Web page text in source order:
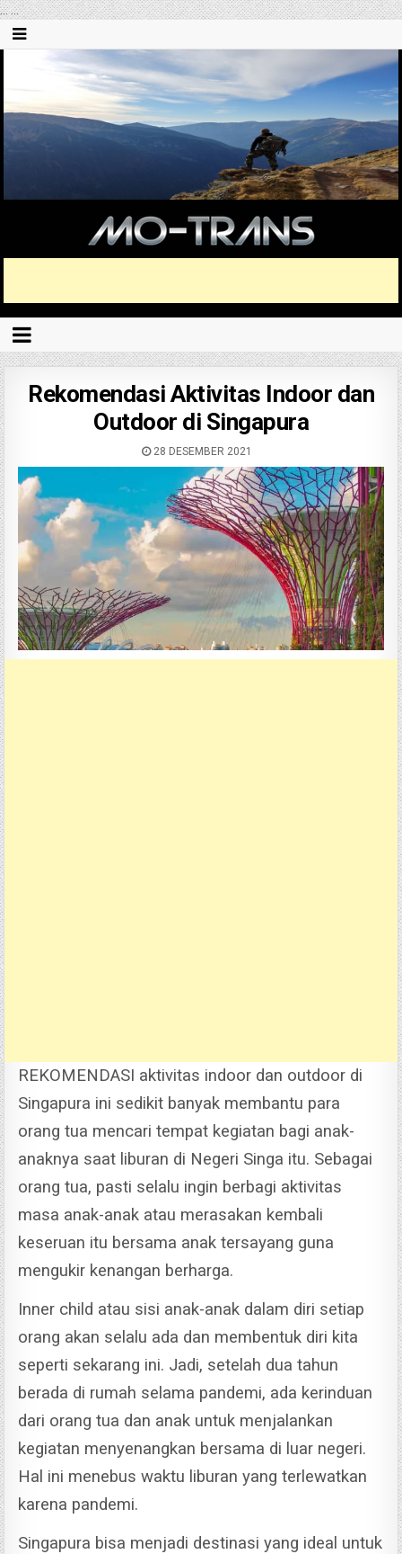
......
Rekomendasi Aktivitas Indoor dan
Outdoor di Singapura
28 DESEMBER 2021
REKOMENDASI aktivitas indoor dan outdoor di
Singapura ini sedikit banyak membantu para
orang tua mencari tempat kegiatan bagi anak-
anaknya saat liburan di Negeri Singa itu. Sebagai
orang tua, pasti selalu ingin berbagi aktivitas
masa anak-anak atau merasakan kembali
keseruan itu bersama anak tersayang guna
mengukir kenangan berharga.
Inner child atau sisi anak-anak dalam diri setiap
orang akan selalu ada dan membentuk diri kita
seperti sekarang ini. Jadi, setelah dua tahun
berada di rumah selama pandemi, ada kerinduan
dari orang tua dan anak untuk menjalankan
kegiatan menyenangkan bersama di luar negeri.
Hal ini menebus waktu liburan yang terlewatkan
karena pandemi.
Singapura bisa menjadi destinasi yang ideal untuk